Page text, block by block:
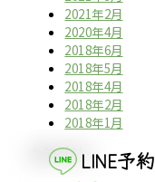
2021年2月
2020年4月
2018年6月
2018年5月
2018年4月
2018年2月
2018年1月
カテゴリーLINE予約